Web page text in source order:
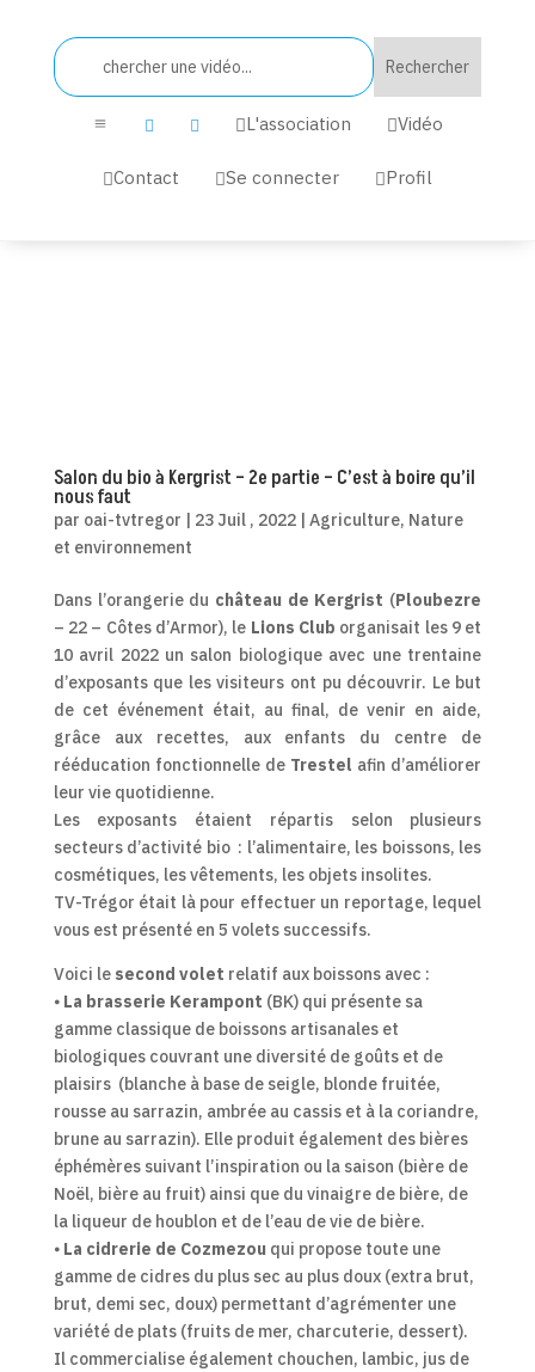
a   L'association Vidéo
Contact Se connecter Profil
Salon du bio à Kergrist – 2e partie – C’est à boire qu’il
nous faut
par oai-tvtregor | 23 Juil , 2022| Agriculture, Nature
et environnement
Dans l’orangerie du château de Kergrist (Ploubezre
– 22 – Côtes d’Armor), le Lions Club organisait les 9 et
10 avril 2022 un salon biologique avec une trentaine
d’exposants que les visiteurs ont pu découvrir. Le but
de cet événement était, au final, de venir en aide,
grâce aux recettes, aux enfants du centre de
rééducation fonctionnelle de Trestel afin d’améliorer
leur vie quotidienne.
Les exposants étaient répartis selon plusieurs
secteurs d’activité bio : l’alimentaire, les boissons, les
cosmétiques, les vêtements, les objets insolites.
TV-Trégor était là pour effectuer un reportage, lequel
vous est présenté en 5 volets successifs.
Voici le second volet relatif aux boissons avec :
⦁ La brasserie Kerampont (BK) qui présente sa
gamme classique de boissons artisanales et
biologiques couvrant une diversité de goûts et de
plaisirs (blanche à base de seigle, blonde fruitée,
rousse au sarrazin, ambrée au cassis et à la coriandre,
brune au sarrazin). Elle produit également des bières
éphémères suivant l’inspiration ou la saison (bière de
Noël, bière au fruit) ainsi que du vinaigre de bière, de
la liqueur de houblon et de l’eau de vie de bière.
⦁ La cidrerie de Cozmezouqui propose toute une
gamme de cidres du plus sec au plus doux (extra brut,
brut, demi sec, doux) permettant d’agrémenter une
variété de plats (fruits de mer, charcuterie, dessert).
Il commercialise également chouchen, lambic, jus de